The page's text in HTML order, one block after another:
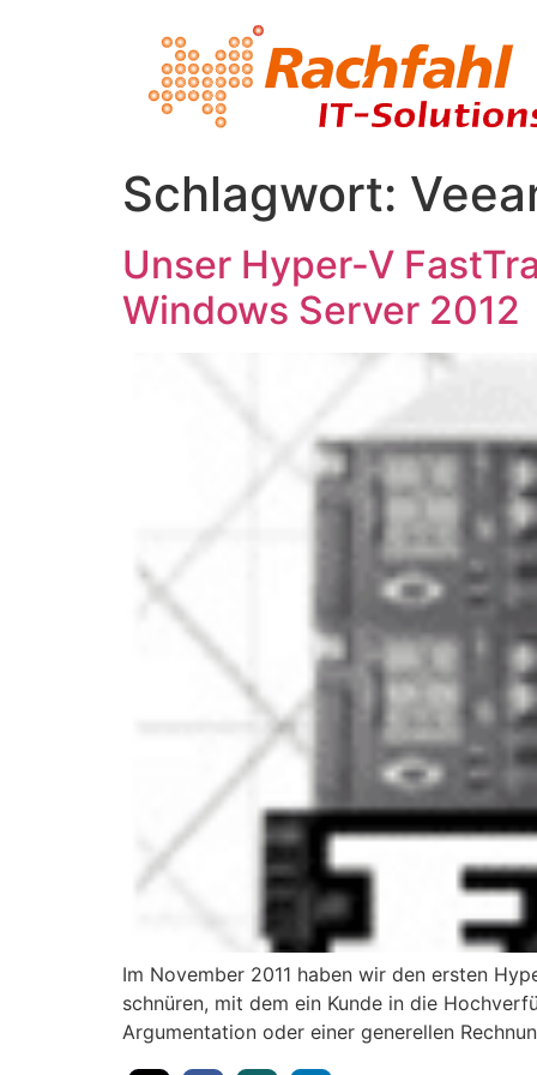
Schlagwort:
Unser Hyper-V
Windows Server 2012
Im November 2011 haben wir den ersten
schnüren, mit dem ein Kunde in die
Argumentation oder einer generellen